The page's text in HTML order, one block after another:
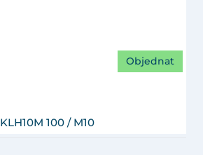
KLH10M 100 / M10
Objednat